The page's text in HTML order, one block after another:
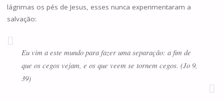
lágrimas os pés de Jesus, esses nunca experimentaram a
salvação:
Eu vim a este mundo para fazer uma separação: a fim de
que os cegos vejam, e os que veem se tornem cegos. (Jo 9,
39)